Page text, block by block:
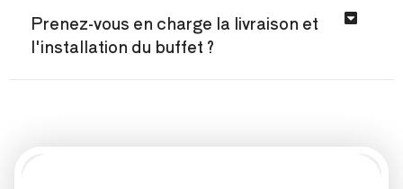
Prenez-vous en charge la livraison et
l'installation du buffet ?